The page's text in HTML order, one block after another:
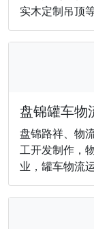
实木定制吊顶
盘锦罐车物
盘锦路祥、物
工开发制作，
业，罐车物流